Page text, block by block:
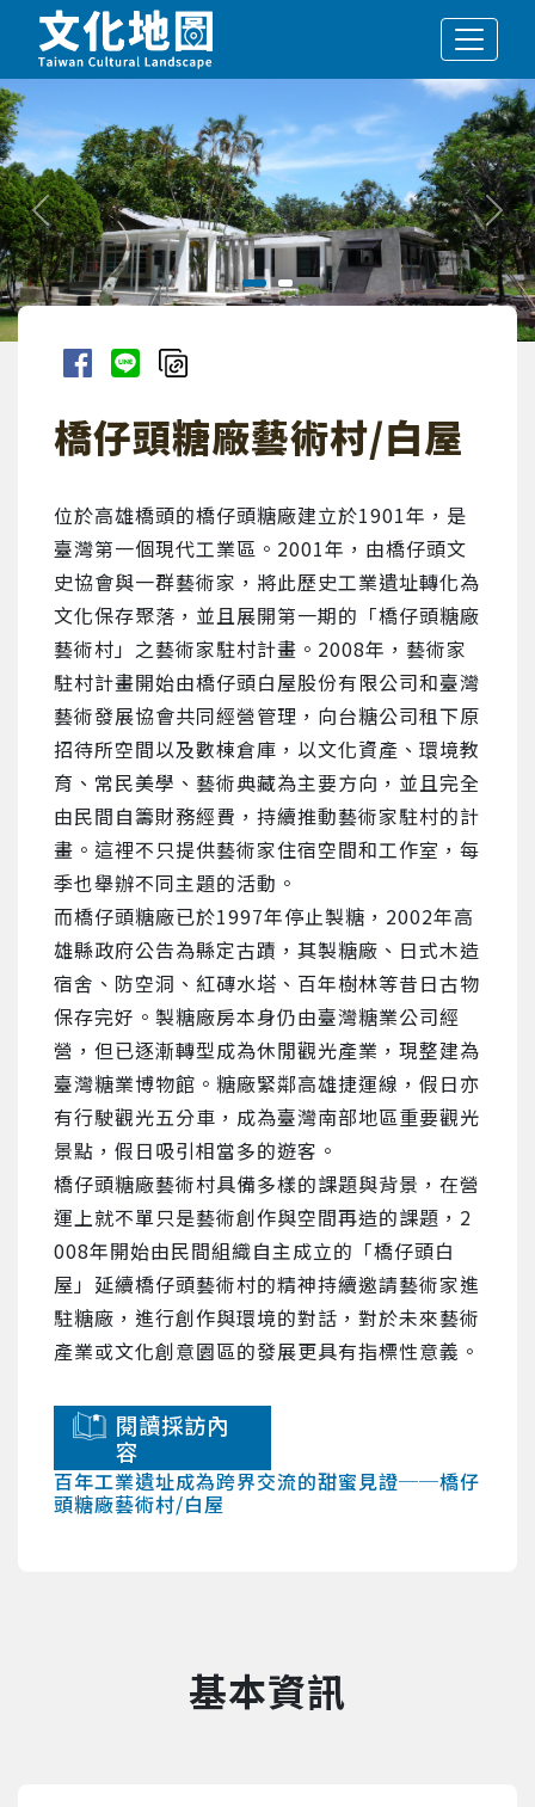
跳到主要內容區塊
上一筆 下
分享到臉書分享到line
橋仔頭糖廠藝術村/白屋
位於高雄橋頭的橋仔頭糖廠建立於1901年，是
臺灣第一個現代工業區。2001年，由橋仔頭文
史協會與一群藝術家，將此歷史工業遺址轉化為
文化保存聚落，並且展開第一期的「橋仔頭糖廠
藝術村」之藝術家駐村計畫。2008年，藝術家
駐村計畫開始由橋仔頭白屋股份有限公司和臺灣
藝術發展協會共同經營管理，向台糖公司租下原
招待所空間以及數棟倉庫，以文化資產、環境教
育、常民美學、藝術典藏為主要方向，並且完全
由民間自籌財務經費，持續推動藝術家駐村的計
畫。這裡不只提供藝術家住宿空間和工作室，每
季也舉辦不同主題的活動。
而橋仔頭糖廠已於1997年停止製糖，2002年高
雄縣政府公告為縣定古蹟，其製糖廠、日式木造
宿舍、防空洞、紅磚水塔、百年樹林等昔日古物
保存完好。製糖廠房本身仍由臺灣糖業公司經
營，但已逐漸轉型成為休閒觀光產業，現整建為
臺灣糖業博物館。糖廠緊鄰高雄捷運線，假日亦
有行駛觀光五分車，成為臺灣南部地區重要觀光
景點，假日吸引相當多的遊客。
橋仔頭糖廠藝術村具備多樣的課題與背景，在營
運上就不單只是藝術創作與空間再造的課題，2
008年開始由民間組織自主成立的「橋仔頭白
屋」延續橋仔頭藝術村的精神持續邀請藝術家進
駐糖廠，進行創作與環境的對話，對於未來藝術
產業或文化創意園區的發展更具有指標性意義。
閱讀採訪內
容
百年工業遺址成為跨界交流的甜蜜見證──橋仔
頭糖廠藝術村/白屋
基本資訊